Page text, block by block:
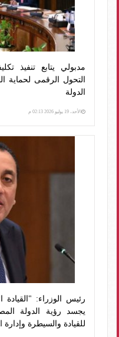
مدبولي يتابع تنفيذ
التحول الرقمى لحماية
الدولة
الأحد، 19 يوليو 2026 02:13 م
رئيس الوزراء: "القيادة
يجسد رؤية الدولة
للقيادة والسيطرة وإدارة